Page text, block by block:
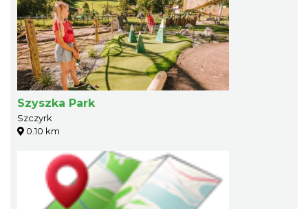
Szyszka Park
Szczyrk
0.10 km